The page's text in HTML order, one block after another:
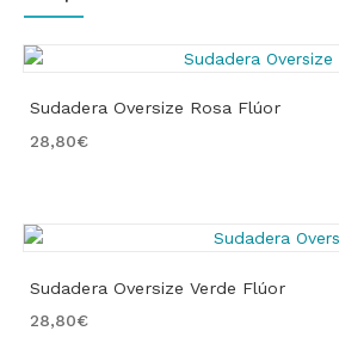
Sudadera Oversize Rosa Flúor
28,80€
Sudadera Oversize Verde Flúor
28,80€